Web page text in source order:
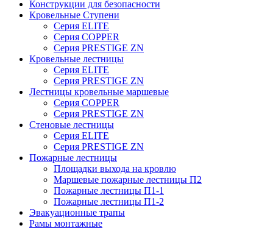
Конструкции для безопасности
Кровельные Ступени
Серия ELITE
Серия COPPER
Серия PRESTIGE ZN
Кровельные лестницы
Серия ELITE
Серия PRESTIGE ZN
Лестницы кровельные маршевые
Серия COPPER
Серия PRESTIGE ZN
Стеновые лестницы
Серия ELITE
Серия PRESTIGE ZN
Пожарные лестницы
Площадки выхода на кровлю
Маршевые пожарные лестницы П2
Пожарные лестницы П1-1
Пожарные лестницы П1-2
Эвакуационные трапы
Рамы монтажные